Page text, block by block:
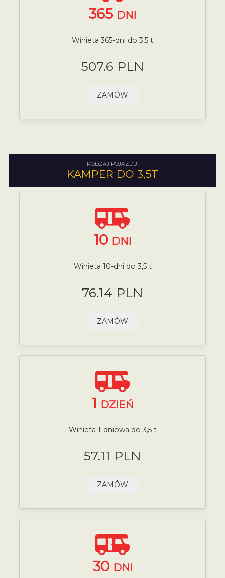
365 DNI
Winieta 365-dni do 3,5 t
507.6 PLN
ZAMÓW
RODZAJ POJAZDU:
KAMPER DO 3,5T
10 DNI
Winieta 10-dni do 3,5 t
76.14 PLN
ZAMÓW
1 DZIEŃ
Winieta 1-dniowa do 3,5 t
57.11 PLN
ZAMÓW
30 DNI